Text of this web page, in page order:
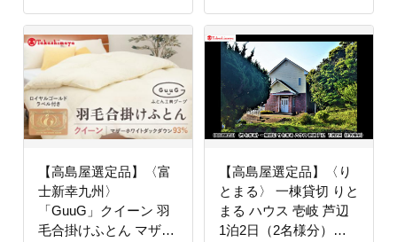
【高島屋選定品】〈富
士新幸九州〉
「GuuG」クイーン 羽
毛合掛けふとん マザー
【高島屋選定品】〈り
とまる〉 一棟貸切 りと
まる ハウス 壱岐 芦辺
1泊2日（2名様分）